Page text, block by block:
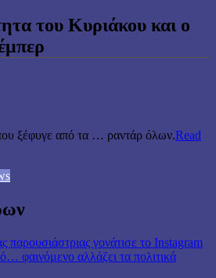
του Κυριάκου και ο
που ξέφυγε από τα … ραντάρ όλων.Read
παρουσιάστριας γονάτισε το Instagram
φαινόμενο αλλάζει τα πολιτικά